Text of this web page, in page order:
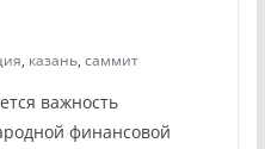
, казань, саммит
важность
финансовой